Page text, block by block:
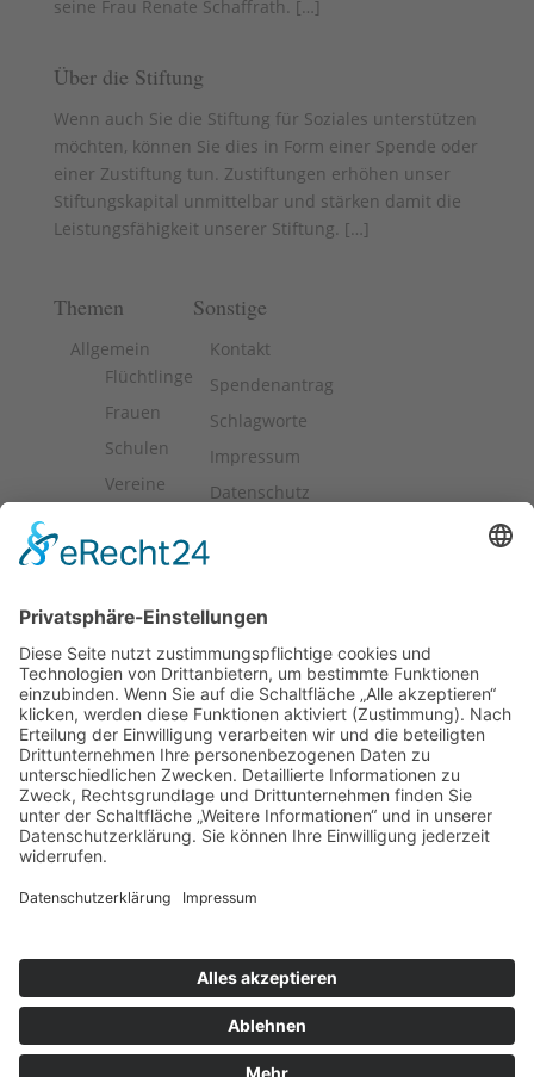
seine Frau Renate Schaffrath. [ … ]
Über die Stiftung
Wenn auch Sie die Stiftung für Soziales unterstützen
möchten, können Sie dies in Form einer Spende oder
einer Zustiftung tun. Zustiftungen erhöhen unser
Stiftungskapital unmittelbar und stärken damit die
Leistungsfähigkeit unserer Stiftung. [ … ]
Themen
Allgemein
Flüchtlinge
Frauen
Schulen
Vereine
Kinder
Sonstige
Kontakt
Spendenantrag
Schlagworte
Impressum
Datenschutz
Stiftung
Die Schaffrath Stiftung für Soziales stellt
Fördermittel für die Jugend- und Altenhilfe sowie für
das öffentliche Wohlfahrts- und Gesundheitswesen
in Mönchengladbach, Düsseldorf und Krefeld zur
Verfügung. […]
Datenschutz
Cookie-Einstellungen